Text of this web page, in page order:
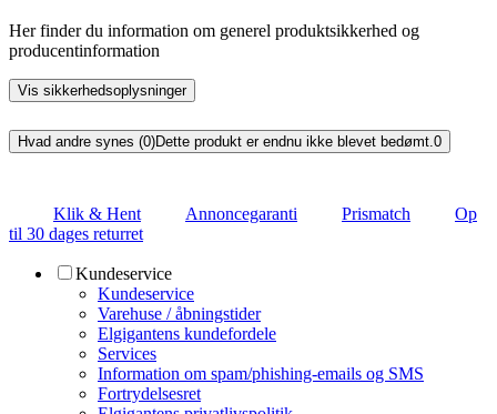
Her finder du information om generel produktsikkerhed og
producentinformation
Vis sikkerhedsoplysninger
Hvad andre synes (0)Dette produkt er endnu ikke blevet bedømt.0
Klik & Hent Annoncegaranti Prismatch
Op
til 30 dages returret
Kundeservice
Kundeservice
Varehuse / åbningstider
Elgigantens kundefordele
Services
Information om spam/phishing-emails og SMS
Fortrydelsesret